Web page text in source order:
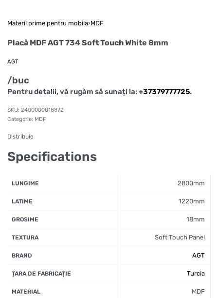
Materii prime pentru mobila›MDF
Placă MDF AGT 734 Soft Touch White 8mm
AGT
/buc
Pentru detalii, vă rugăm să sunați la:+37379777725.
2400000018872
Categorie: MDF
Distribuie
Specifications
LUNGIME 2800mm
LATIME 1220mm
GROSIME 18mm
TEXTURA Soft Touch Panel
BRAND AGT
ȚARA DE FABRICAȚIE Turcia
MATERIAL MDF